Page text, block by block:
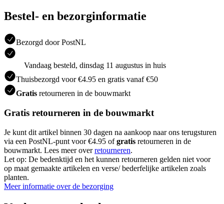
Bestel- en bezorginformatie
Bezorgd door PostNL
Vandaag besteld, dinsdag 11 augustus in huis
Thuisbezorgd voor €4.95 en gratis vanaf €50
Gratis retourneren in de bouwmarkt
Gratis retourneren in de bouwmarkt
Je kunt dit artikel binnen 30 dagen na aankoop naar ons terugsturen
via een PostNL-punt voor €4.95 ofgratis retourneren in de
bouwmarkt. Lees meer overretourneren.
Let op: De bedenktijd en het kunnen retourneren gelden niet voor
op maat gemaakte artikelen en verse/ bederfelijke artikelen zoals
planten.
Meer informatie over de bezorging